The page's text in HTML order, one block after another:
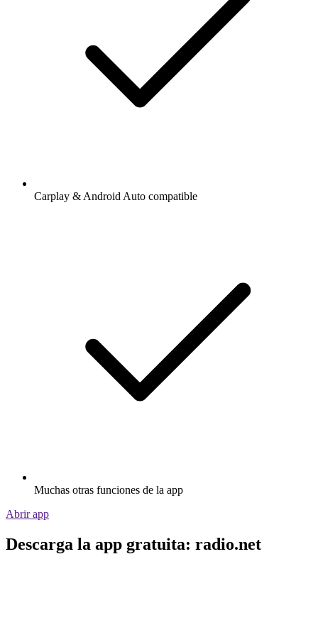
Carplay & Android Auto compatible
Muchas otras funciones de la app
Abrir app
Descarga la app gratuita: radio.net